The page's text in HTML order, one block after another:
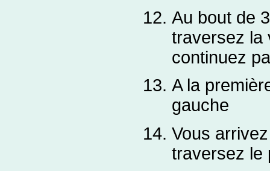
Au bout de
traversez la
continuez
A la
gauche
Vous
traversez le